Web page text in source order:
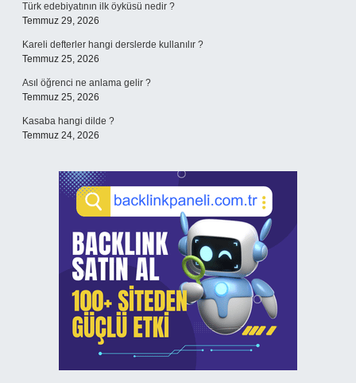
Türk edebiyatının ilk öyküsü nedir ?
Temmuz 29, 2026
Kareli defterler hangi derslerde kullanılır ?
Temmuz 25, 2026
Asıl öğrenci ne anlama gelir ?
Temmuz 25, 2026
Kasaba hangi dilde ?
Temmuz 24, 2026